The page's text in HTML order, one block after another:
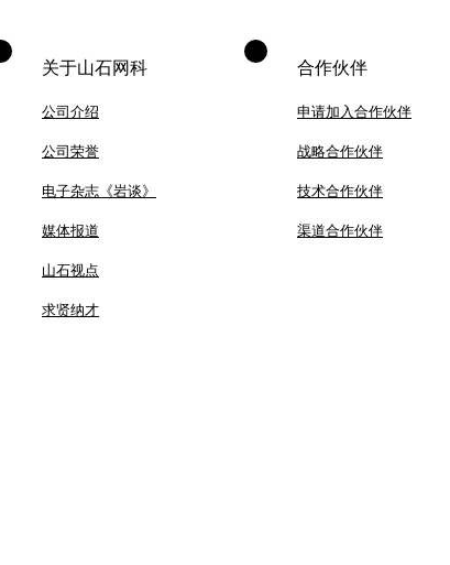
关于山石网科
公司介绍
公司荣誉
电子杂志《岩谈》
媒体报道
山石视点
求贤纳才
合作伙伴
申请加入合作伙伴
战略合作伙伴
技术合作伙伴
渠道合作伙伴